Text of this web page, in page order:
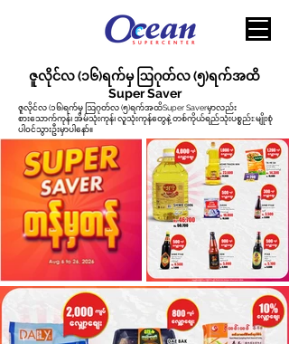
ဇူလိုင်လ (၁၆)ရက်မှ ဩဂုတ်လ (၅)ရက်အထိ
Super Saver
ဇူလိုင်လ (၁၆)ရက်မှ ဩဂုတ်လ (၅)ရက်အထိSuper Saverမှာလည်း
စားသောက်ကုန်၊ အိမ်သုံးကုန်၊ လူသုံးကုန်တွေနဲ့ တစ်ကိုယ်ရည်သုံးပစ္စည်း:မျိုးစုံ
ပါ၀င်သွားဦးမှာပါနော်။